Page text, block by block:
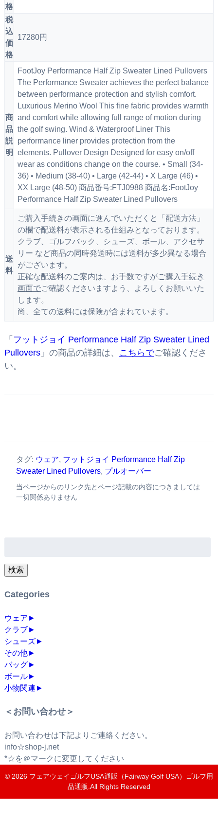
格
税
込
価
格
17280円
商
品
説
明
FootJoy Performance Half Zip Sweater Lined Pullovers
The Performance Sweater achieves the perfect balance
between performance protection and stylish comfort.
Luxurious Merino Wool This fine fabric provides warmth
and comfort while allowing full range of motion during
the golf swing. Wind & Waterproof Liner This
performance liner provides protection from the
elements. Pullover Design Designed for easy on/off
wear as conditions change on the course. • Small (34-
36) • Medium (38-40) • Large (42-44) • X Large (46) •
XX Large (48-50) 商品番号:FTJ0988 商品名:FootJoy
Performance Half Zip Sweater Lined Pullovers
送
料
ご購入手続きの画面に進んでいただくと「配送方法」
の欄で配送料が表示される仕組みとなっております。
クラブ、ゴルフバック、シューズ、ボール、アクセサ
リー など商品の同時発送時には送料が多少異なる場合
がございます。
正確な配送料のご案内は、お手数ですがご購入手続き
画面でご確認くださいますよう、よろしくお願いいた
します。
尚、全ての送料には保険が含まれています。
「 フットジョイ Performance Half Zip Sweater Lined
Pullovers」の商品の詳細は、 こちらでご確認くださ
い。
タグ: ウェア, フットジョイ Performance Half Zip
Sweater Lined Pullovers, プルオーバー
当ページからのリンク先とページ記載の内容につきましては
一切関係ありません
検索
Categories
ウェア ►
クラブ►
シューズ►
その他►
バッグ►
ボール►
小物関連 ►
＜お問い合わせ＞
お問い合わせは下記よりご連絡ください。
info☆shop-j.net
*☆を＠マークに変更してください
© 2026 フェアウェイゴルフUSA通販（Fairway Golf USA）ゴルフ用
品通販 .All Rights Reserved